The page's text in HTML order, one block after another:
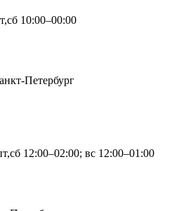
10:00–00:00
Петербург
12:00–02:00; вс 12:00–01:00